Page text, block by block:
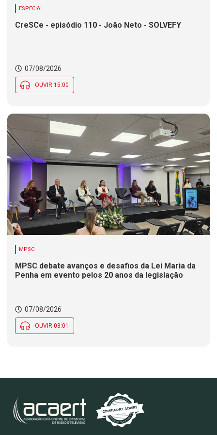
ESPECIAL
CreSCe - episódio 110 - João Neto - SOLVEFY
07/08/2026
OUVIR 15:00
MPSC
MPSC debate avanços e desafios da Lei Maria da
Penha em evento pelos 20 anos da legislação
07/08/2026
OUVIR 03:01